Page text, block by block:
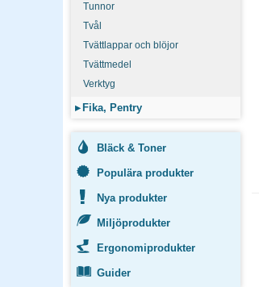
Tunnor
Tvål
Tvättlappar och blöjor
Tvättmedel
Verktyg
▸ Fika, Pentry
Bläck & Toner
Populära produkter
Nya produkter
Miljöprodukter
Ergonomiprodukter
Guider